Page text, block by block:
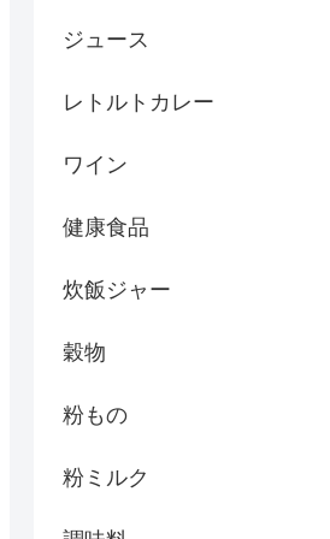
ジュース
レトルトカレー
ワイン
健康食品
炊飯ジャー
穀物
粉もの
粉ミルク